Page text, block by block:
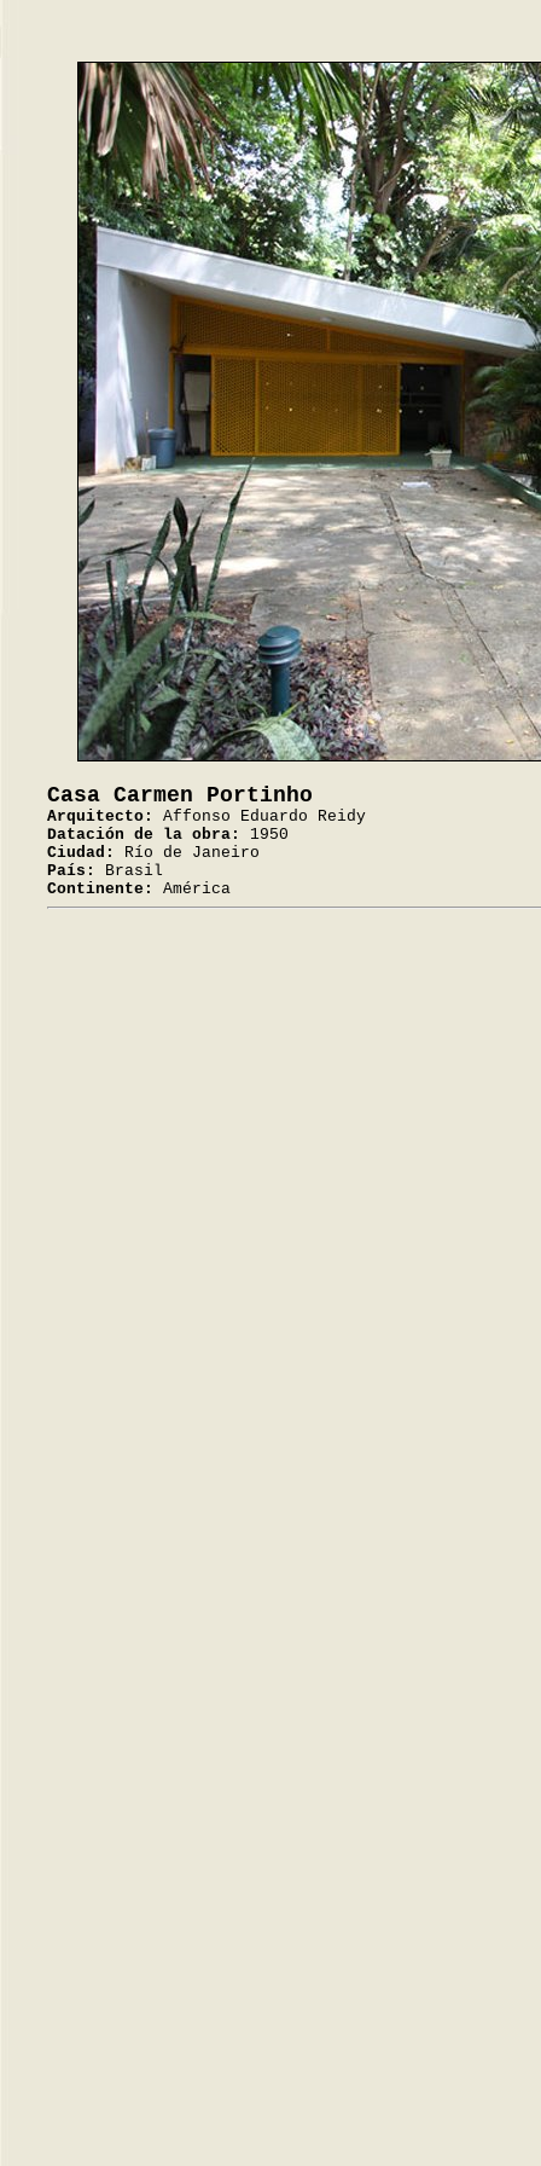
Casa Carmen Portinho
Arquitecto:
Affonso Eduardo Reidy
Datación de la obra:
1950
Ciudad:
Río de Janeiro
País:
Brasil
Continente:
América